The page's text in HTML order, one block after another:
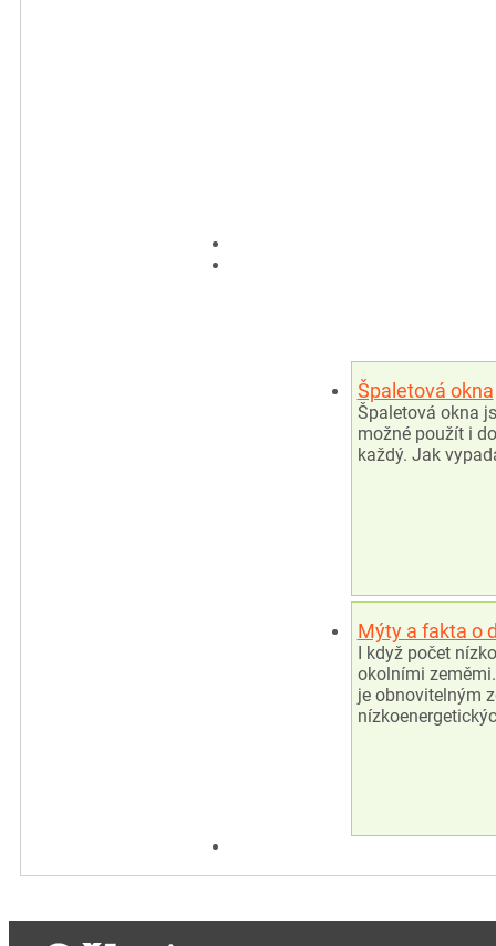
Špaletová okna
Špaletová okna
možné použít i
každý. Jak
Mýty a fakta o
I když počet
okolními
je obnovitelným